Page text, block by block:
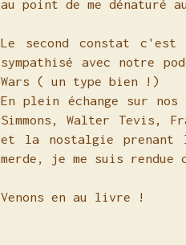
au point de me dénaturé
Le second constat c'est
sympathisé avec notre
Wars ( un type bien !)
En plein échange sur
Simmons, Walter Tevis,
et la nostalgie prenant
merde, je me suis
Venons en au livre !